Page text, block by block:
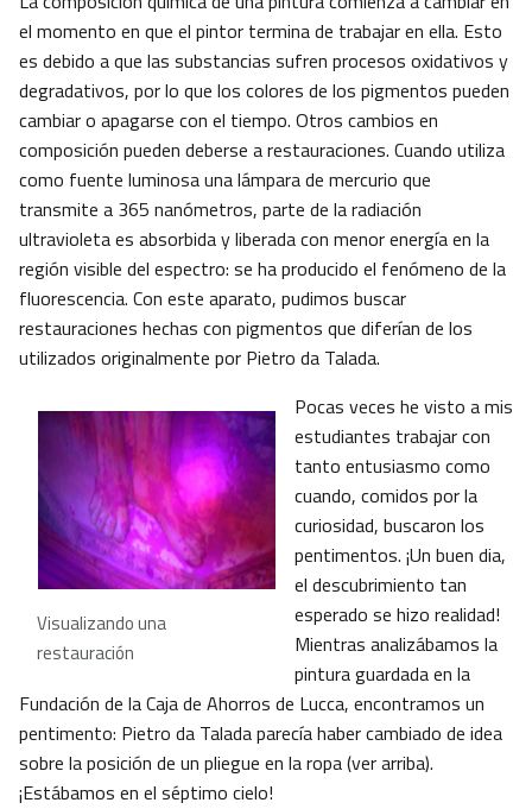
el momento en que el pintor termina de trabajar en ella. Esto
es debido a que las substancias sufren procesos oxidativos y
degradativos, por lo que los colores de los pigmentos pueden
cambiar o apagarse con el tiempo. Otros cambios en
composición pueden deberse a restauraciones. Cuando utiliza
como fuente luminosa una lámpara de mercurio que
transmite a 365 nanómetros, parte de la radiación
ultravioleta es absorbida y liberada con menor energía en la
región visible del espectro: se ha producido el fenómeno de la
fluorescencia. Con este aparato, pudimos buscar
restauraciones hechas con pigmentos que diferían de los
utilizados originalmente por Pietro da Talada.
Visualizando una
restauración
Pocas veces he visto a mis
estudiantes trabajar con
tanto entusiasmo como
cuando, comidos por la
curiosidad, buscaron los
pentimentos. ¡Un buen dia,
el descubrimiento tan
esperado se hizo realidad!
Mientras analizábamos la
pintura guardada en la
Fundación de la Caja de Ahorros de Lucca, encontramos un
pentimento: Pietro da Talada parecía haber cambiado de idea
sobre la posición de un pliegue en la ropa (ver arriba).
¡Estábamos en el séptimo cielo!